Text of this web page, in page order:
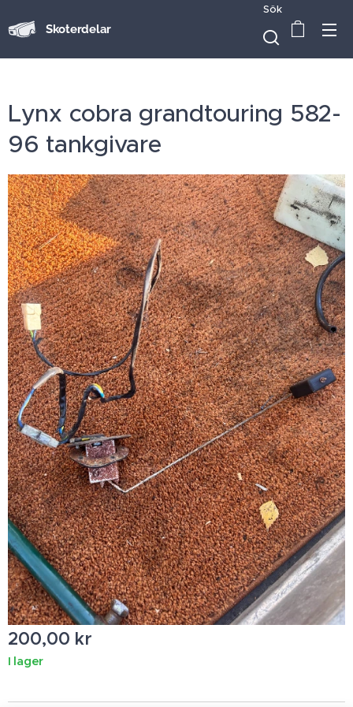
Skoterdelar
Sök
Lynx cobra grandtouring 582-
96 tankgivare
200,00 kr
I lager